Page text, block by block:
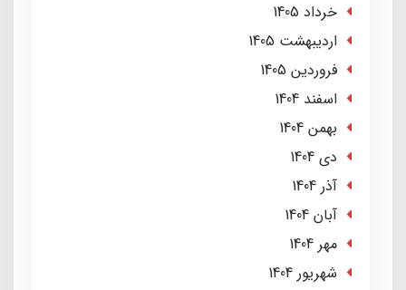
خرداد 1405
ارديبهشت 1405
فروردین 1405
اسفند 1404
بهمن 1404
دی 1404
آذر 1404
آبان 1404
مهر 1404
شهریور 1404